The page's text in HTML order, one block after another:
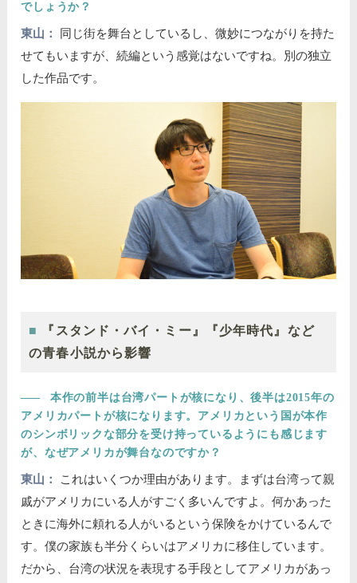
でしょうか？
東山：
同じ街を舞台としているし、微妙につながりを持た
せてもいますが、続編という感覚はないですね。別の独立
した作品です。
『スタンド・バイ・ミー』『少年時代』など
の青春小説から影響
――
本作の前半は台湾パートが核になり、後半は2015年の
アメリカパートが核になります。アメリカという国が本作
のシンボリックな部分を受け持っているようにも感じます
が、なぜアメリカが舞台なのですか？
東山：
これはいくつか理由があります。まずは台湾って親
戚がアメリカにいる人がすごく多いんですよ。何かあった
ときに海外に頼れる人がいるという保険をかけているんで
す。僕の家族も半分くらいはアメリカに移住しています。
だから、台湾の状況を表現する手段としてアメリカがあっ